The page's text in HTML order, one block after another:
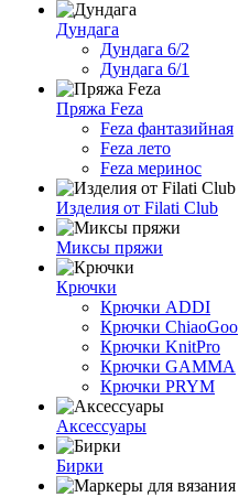
Дундага
Дундага 6/2
Дундага 6/1
Пряжа Feza
Feza фантазийная
Feza лето
Feza меринос
Изделия от Filati Club
Миксы пряжи
Крючки
Крючки ADDI
Крючки ChiaoGoo
Крючки KnitPro
Крючки GAMMA
Крючки PRYM
Аксессуары
Бирки